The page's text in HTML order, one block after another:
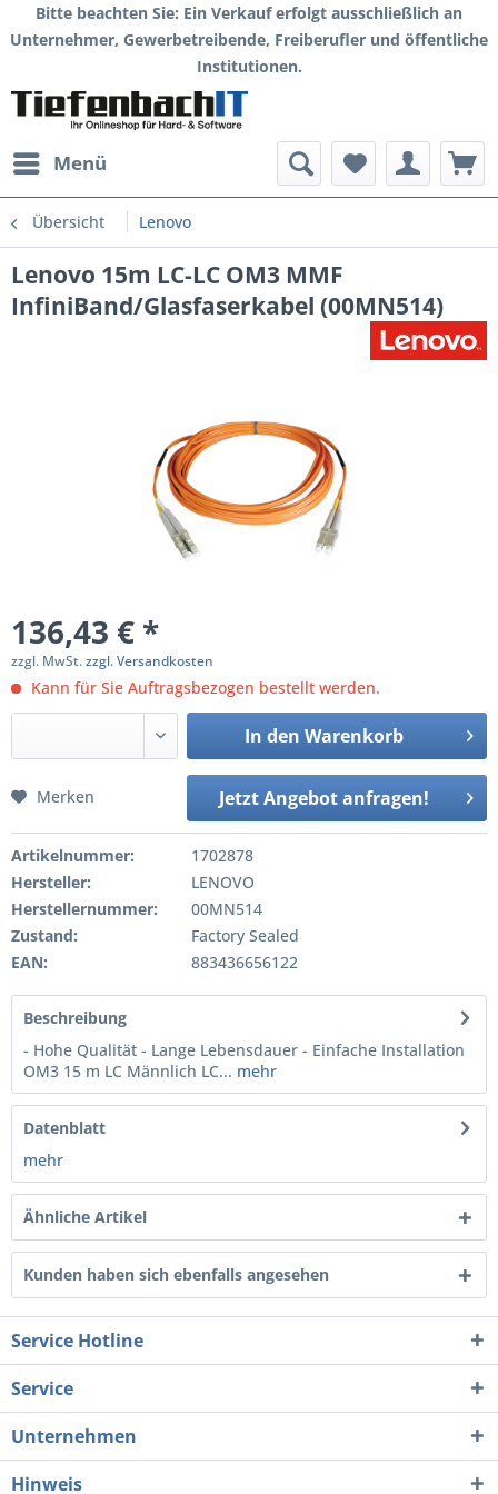
Bitte beachten Sie: Ein Verkauf erfolgt ausschließlich an
Unternehmer, Gewerbetreibende, Freiberufler und öffentliche
Institutionen.
Menü
Übersicht Lenovo
Lenovo 15m LC-LC OM3 MMF
InfiniBand/Glasfaserkabel (00MN514)
136,43 € *
zzgl. MwSt.zzgl. Versandkosten
Kann für Sie Auftragsbezogen bestellt werden.
In den Warenkorb
Jetzt Angebot anfragen!
Merken
Artikelnummer:
1702878
Hersteller:
LENOVO
Herstellernummer:
00MN514
Zustand:
Factory Sealed
EAN:
883436656122
Beschreibung
- Hohe Qualität - Lange Lebensdauer - Einfache Installation
OM3 15 m LC Männlich LC... mehr
Datenblatt
mehr
Ähnliche Artikel
Kunden haben sich ebenfalls angesehen
Service Hotline
Service
Unternehmen
Hinweis